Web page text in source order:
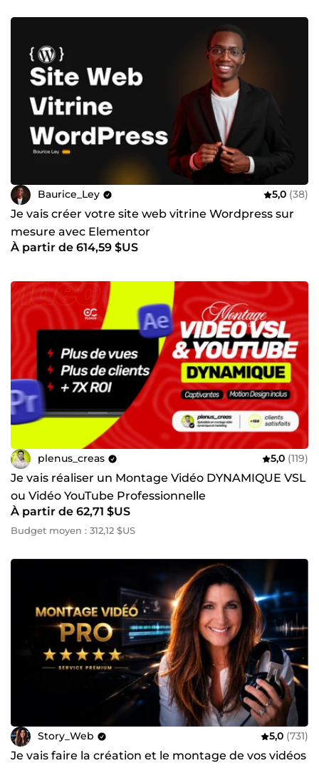
Baurice_Ley 5,0 (38)
Je vais créer votre site web vitrine Wordpress sur
mesure avec Elementor
À partir de 614,59 $US
plenus_creas 5,0 (119)
Je vais réaliser un Montage Vidéo DYNAMIQUE VSL
ou Vidéo YouTube Professionnelle
À partir de 62,71 $US
Budget moyen : 312,12 $US
Story_Web 5,0 (731)
Je vais faire la création et le montage de vos vidéos